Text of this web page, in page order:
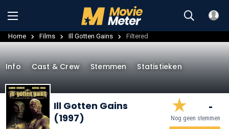
Home Films Ill Gotten Gains Filtered
Info Cast & Crew Stemmen Statistieken
Ill Gotten Gains
(1997)
-
Nog geen stemmen